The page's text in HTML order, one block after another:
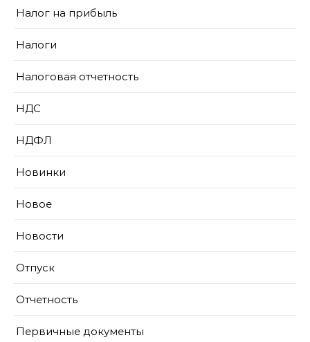
Налог на прибыль
Налоги
Налоговая отчетность
НДС
НДФЛ
Новинки
Новое
Новости
Отпуск
Отчетность
Первичные документы